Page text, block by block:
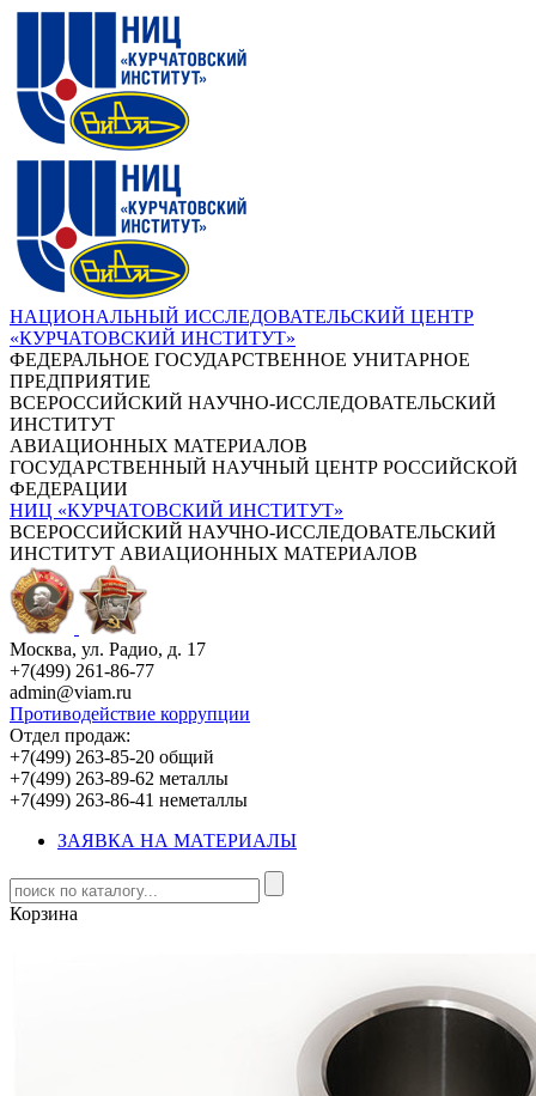
НАЦИОНАЛЬНЫЙ ИССЛЕДОВАТЕЛЬСКИЙ ЦЕНТР
«КУРЧАТОВСКИЙ ИНСТИТУТ»
ФЕДЕРАЛЬНОЕ ГОСУДАРСТВЕННОЕ УНИТАРНОЕ
ПРЕДПРИЯТИЕ
ВСЕРОССИЙСКИЙ НАУЧНО-ИССЛЕДОВАТЕЛЬСКИЙ
ИНСТИТУТ
АВИАЦИОННЫХ МАТЕРИАЛОВ
ГОСУДАРСТВЕННЫЙ НАУЧНЫЙ ЦЕНТР РОССИЙСКОЙ
ФЕДЕРАЦИИ
НИЦ «КУРЧАТОВСКИЙ ИНСТИТУТ»
ВСЕРОССИЙСКИЙ НАУЧНО-ИССЛЕДОВАТЕЛЬСКИЙ
ИНСТИТУТ АВИАЦИОННЫХ МАТЕРИАЛОВ
Москва, ул. Радио, д. 17
+7(499) 261-86-77
admin@viam.ru
Противодействие коррупции
Отдел продаж:
+7(499) 263-85-20 общий
+7(499) 263-89-62 металлы
+7(499) 263-86-41 неметаллы
ЗАЯВКА НА МАТЕРИАЛЫ
Корзина